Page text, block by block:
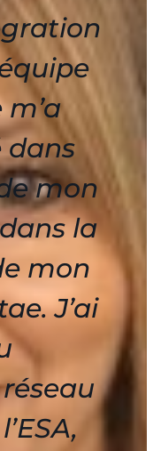
dans
mon
la
mon
J’ai